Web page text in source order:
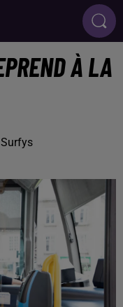
À LA